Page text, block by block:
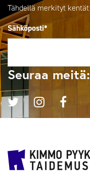
Tähdellä merkityt
Sähköposti*
Seuraa meitä: